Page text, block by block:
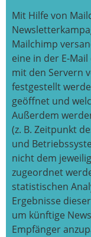
Mit Hilfe von
Mailchimp
eine in der E-
mit den Servern
festgestellt
geöffnet und
Außerdem
(z. B. Zeitpunkt
und
nicht dem
zugeordnet
statistischen
Ergebnisse
um künftige
Empfänger